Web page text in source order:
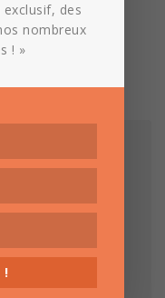
des
nombreux
! »
!